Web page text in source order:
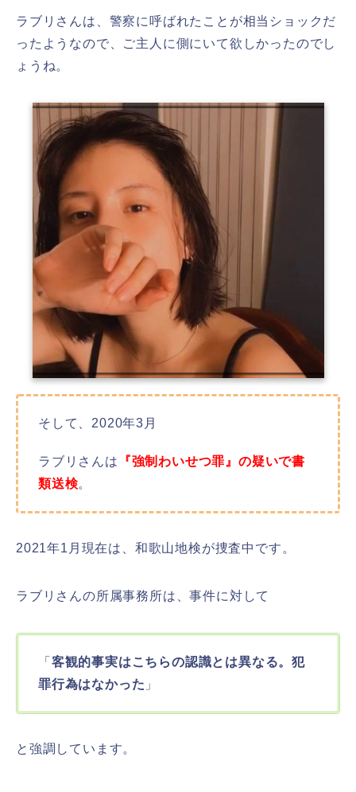
ラブリさんは、警察に呼ばれたことが相当ショックだ
ったようなので、ご主人に側にいて欲しかったのでし
ょうね。
そして、2020年3月
ラブリさんは
『強制わいせつ罪』の疑いで書
類送検。
2021年1月現在は、和歌山地検が捜査中です。
ラブリさんの所属事務所は、事件に対して
「 客観的事実はこちらの認識とは異なる。犯
罪行為はなかった 」
と強調しています。